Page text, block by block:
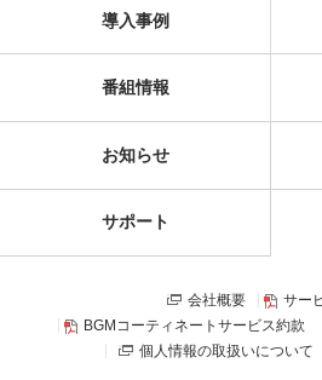
導入事例
番組情報
お知らせ
サポート
会社概要
サー
BGMコーティネートサービス約款
個人情報の取扱いについて